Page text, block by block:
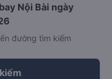
Nội Bài ngày
đường tìm kiếm